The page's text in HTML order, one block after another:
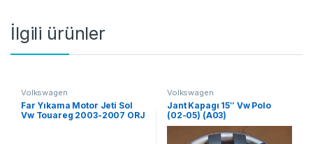
İlgili ürünler
Volkswagen
Far Yıkama Motor Jeti Sol
Vw Touareg 2003-2007 ORJ
Volkswagen
Jant Kapagı 15″ Vw Polo
(02-05) (A03)